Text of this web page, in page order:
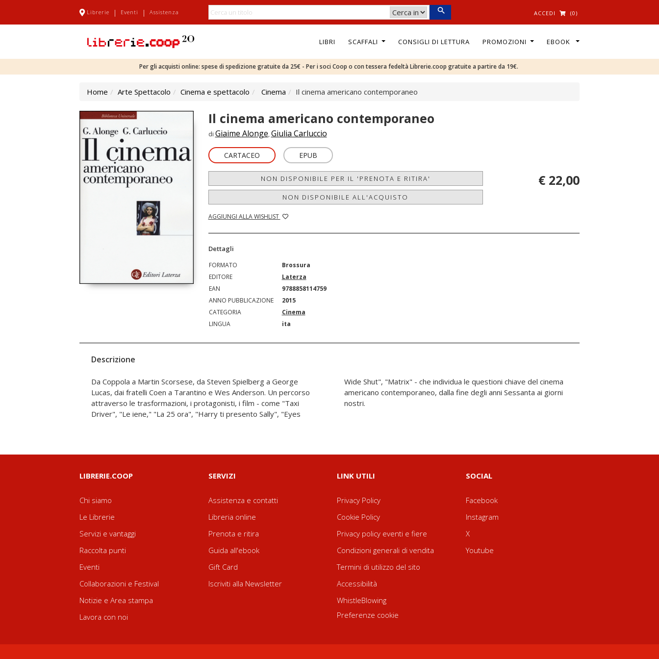
Librerie | Eventi | Assistenza ACCEDI (0)
LIBRI SCAFFALI CONSIGLI DI LETTURA PROMOZIONI EBOOK
Per gli acquisti online: spese di spedizione gratuite da 25€ - Per i soci Coop o con tessera fedeltà Librerie.coop gratuite a partire da 19€.
Home Arte Spettacolo Cinema e spettacolo Cinema Il cinema americano contemporaneo
Il cinema americano contemporaneo
di Giaime Alonge, Giulia Carluccio
CARTACEO EPUB
NON DISPONIBILE PER IL 'PRENOTA E RITIRA'
NON DISPONIBILE ALL'ACQUISTO
AGGIUNGI ALLA WISHLIST
€ 22,00
Dettagli
FORMATO
Brossura
EDITORE
Laterza
EAN
9788858114759
ANNO PUBBLICAZIONE
2015
CATEGORIA
Cinema
LINGUA
ita
Descrizione
Da Coppola a Martin Scorsese, da Steven Spielberg a George
Lucas, dai fratelli Coen a Tarantino e Wes Anderson. Un percorso
attraverso le trasformazioni, i protagonisti, i film - come "Taxi
Driver", "Le iene," "La 25 ora", "Harry ti presento Sally", "Eyes
Wide Shut", "Matrix" - che individua le questioni chiave del cinema
americano contemporaneo, dalla fine degli anni Sessanta ai giorni
nostri.
LIBRERIE.COOP
Chi siamo
Le Librerie
Servizi e vantaggi
Raccolta punti
Eventi
Collaborazioni e Festival
Notizie e Area stampa
Lavora con noi
SERVIZI
Assistenza e contatti
Libreria online
Prenota e ritira
Guida all'ebook
Gift Card
Iscriviti alla Newsletter
LINK UTILI
Privacy Policy
Cookie Policy
Privacy policy eventi e fiere
Condizioni generali di vendita
Termini di utilizzo del sito
Accessibilità
WhistleBlowing
Preferenze cookie
SOCIAL
Facebook
Instagram
X
Youtube